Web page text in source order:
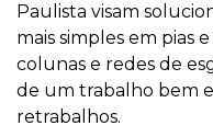
Paulista visam
mais simples em pias
colunas e redes de
de um trabalho bem
retrabalhos.